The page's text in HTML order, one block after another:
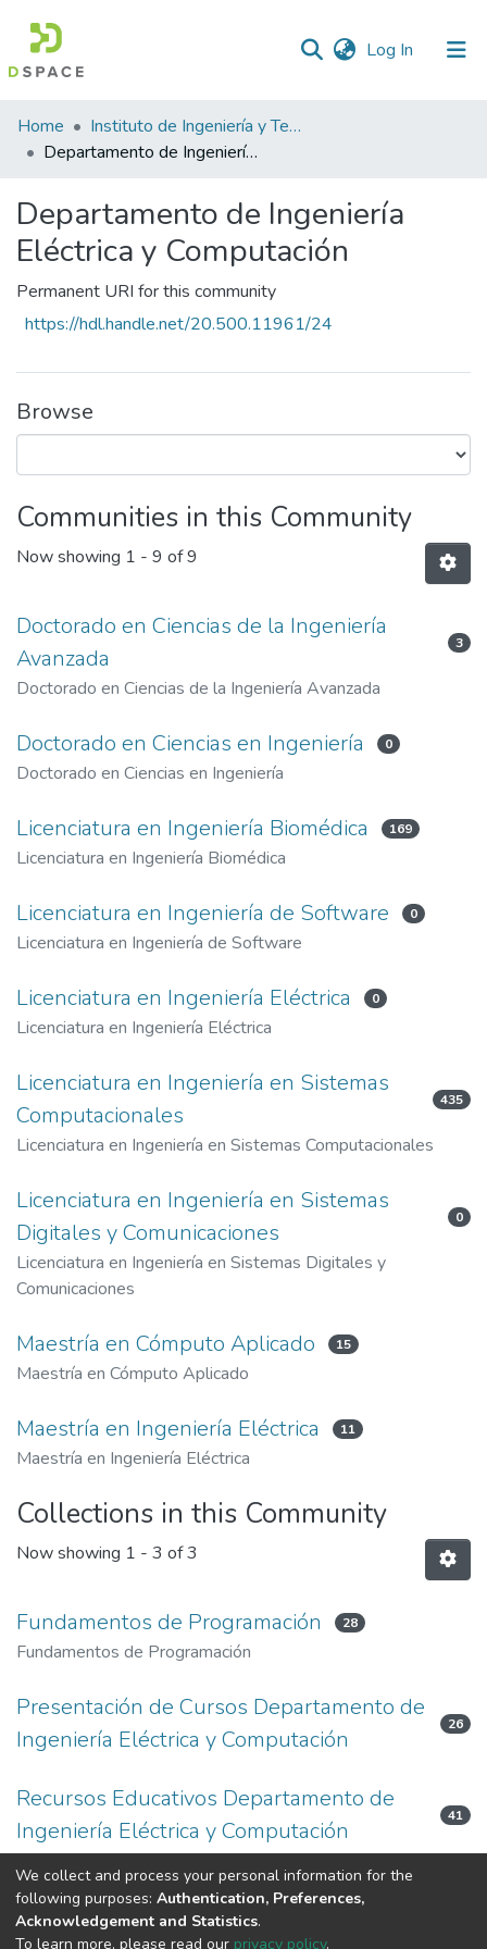
Log In (current)
Statistics
Home
Instituto de Ingeniería y Tecnología
Departamento de Ingeniería Eléctrica y Computación
Departamento de Ingeniería
Eléctrica y Computación
Permanent URI for this community
https://hdl.handle.net/20.500.11961/24
Browse
Communities in this Community
Now showing 1 - 9 of 9
Doctorado en Ciencias de la Ingeniería
Avanzada
3
Doctorado en Ciencias de la Ingeniería Avanzada
Doctorado en Ciencias en Ingeniería 0
Doctorado en Ciencias en Ingeniería
Licenciatura en Ingeniería Biomédica 169
Licenciatura en Ingeniería Biomédica
Licenciatura en Ingeniería de Software 0
Licenciatura en Ingeniería de Software
Licenciatura en Ingeniería Eléctrica 0
Licenciatura en Ingeniería Eléctrica
Licenciatura en Ingeniería en Sistemas
Computacionales
435
Licenciatura en Ingeniería en Sistemas Computacionales
Licenciatura en Ingeniería en Sistemas
Digitales y Comunicaciones
0
Licenciatura en Ingeniería en Sistemas Digitales y
Comunicaciones
Maestría en Cómputo Aplicado 15
Maestría en Cómputo Aplicado
Maestría en Ingeniería Eléctrica 11
Maestría en Ingeniería Eléctrica
Collections in this Community
Now showing 1 - 3 of 3
Fundamentos de Programación 28
Fundamentos de Programación
Presentación de Cursos Departamento de
Ingeniería Eléctrica y Computación
26
Recursos Educativos Departamento de
Ingeniería Eléctrica y Computación
41
Recursos Educativos
Av. Plutarco Elías Calles #1210 Fovissste Chamizal Ciudad Juárez,
We collect and process your personal information for the
following purposes: Authentication, Preferences,
Acknowledgement and Statistics.
To learn more, please read our privacy policy.